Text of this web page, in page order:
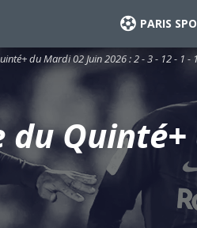
PARIS
du Mardi 02 Juin 2026 : 2 - 3 - 12 - 1 -